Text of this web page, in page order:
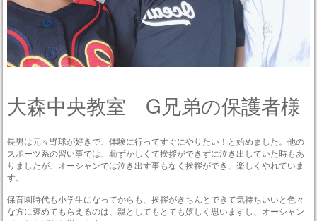
大森中央教室 G兄弟の保護者様
長男は元々野球が好きで、体験に行ってすぐにやりたい！と始めました。他の
スポーツ系の習い事では、恥ずかしくて挨拶ができずに泣き出していた時もあ
りましたが、オーシャンでは泣き出す事もなく挨拶ができ、楽しくやれていま
す。
保育園時代も小学生になってからも、挨拶がきちんとできて気持ちいいと色々
な方に褒めてもらえるのは、親としてもとても嬉しく思いますし、オーシャン